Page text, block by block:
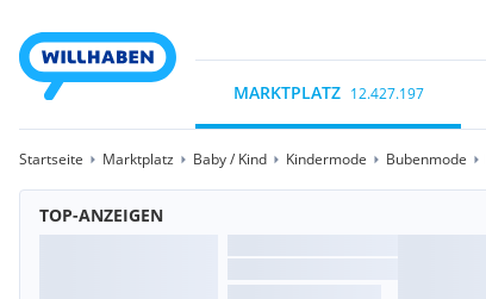
MARKTPLATZ 12.427.197
Startseite Marktplatz Baby / Kind Kindermode Bubenmode
TOP-ANZEIGEN